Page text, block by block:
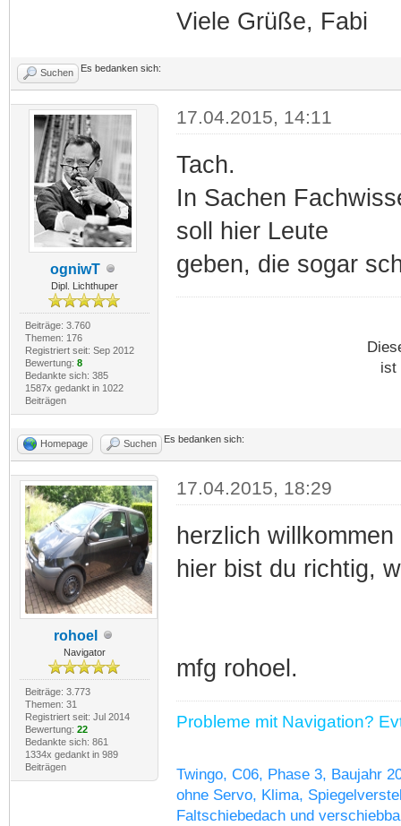
Viele Grüße, Fabi
Suchen Es bedanken sich:
ogniwT
Dipl. Lichthuper
Beiträge: 3.760
Themen: 176
Registriert seit: Sep 2012
Bewertung: 8
Bedankte sich: 385
1587x gedankt in 1022
Beiträgen
17.04.2015, 14:11
Tach.
In Sachen
soll hier Leute
geben, die sogar
ist
Homepage Suchen Es bedanken sich:
rohoel
Navigator
Beiträge: 3.773
Themen: 31
Registriert seit: Jul 2014
Bewertung: 22
Bedankte sich: 861
1334x gedankt in 989
Beiträgen
17.04.2015, 18:29
herzlich
hier bist du richtig,
mfg rohoel.
Probleme mit Navigation?
Twingo, C06, Phase 3, Baujahr
ohne Servo, Klima,
Faltschiebedach und